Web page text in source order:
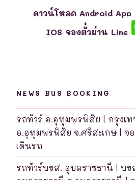
ดาวน์โหลด Android App
IOS จองตั๋วผ่าน Line
NEWS BUS BOOKING
รถทัวร์ อ.อุทุมพรพิสัย | กรุงเ
อ.อุทุมพรพิสัย จ.ศรีสะเกษ | จ
เดินรถ
รถทัวร์บขส. อุบลราชธานี | บข